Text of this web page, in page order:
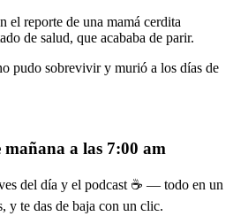
el reporte de una mamá cerdita
de salud, que acababa de parir.
pudo sobrevivir y murió a los días de
mañana a las 7:00 am
del día y el podcast ☕ — todo en un
y te das de baja con un clic.